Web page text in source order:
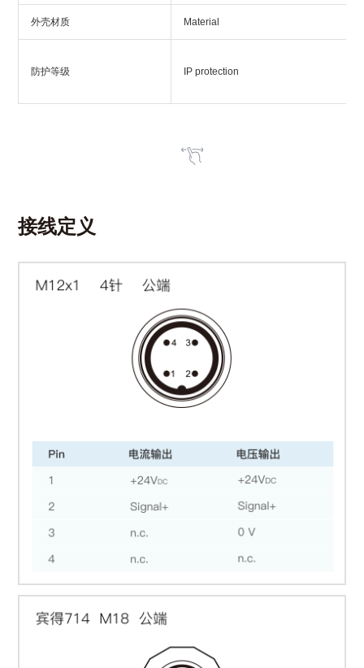
外壳材质 Material
防护等级 IP protection
接线定义